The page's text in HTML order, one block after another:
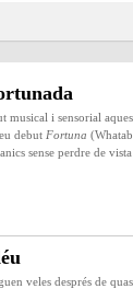
musical i sensorial
debut Fortuna
sense perdre de
veles després de